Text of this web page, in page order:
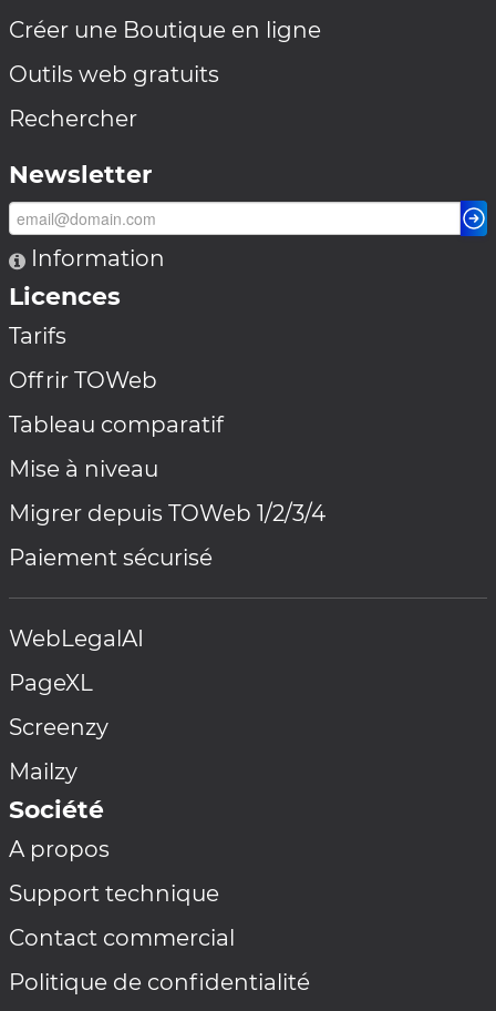
Créer une Boutique en ligne
Outils web gratuits
Rechercher
Newsletter
Information
Licences
Tarifs
Offrir TOWeb
Tableau comparatif
Mise à niveau
Migrer depuis TOWeb 1/2/3/4
Paiement sécurisé
WebLegalAI
PageXL
Screenzy
Mailzy
Société
A propos
Support technique
Contact commercial
Politique de confidentialité